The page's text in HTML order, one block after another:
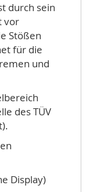
durch sein
vor
Stößen
für die
und
des TÜV
Display)